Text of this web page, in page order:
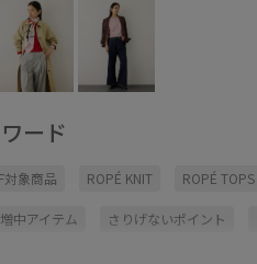
ード
対象商品 ROPÉ KNIT ROPÉ TOPS
中アイテム さりげないポイント